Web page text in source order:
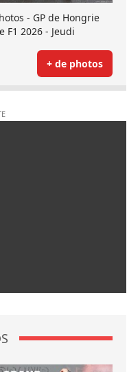
- GP de Hongrie
F1 2026 - Jeudi
+ de photos